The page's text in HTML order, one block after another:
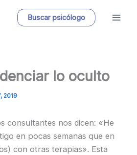
Buscar psicólogo
lo oculto
2019
consultantes nos dicen: «He
en pocas semanas que en
con otras terapias». Esta